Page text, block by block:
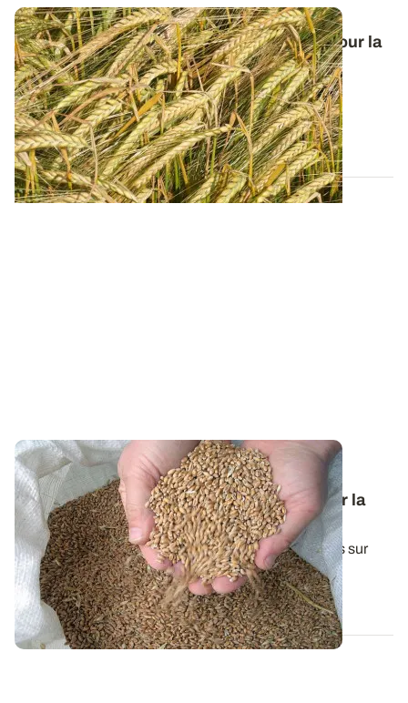
Orge de printemps : nos préconisations pour la
campagne 2026
Retrouvez tous les résultats d’essais de la dernière
campagne et nos préconisations pour...
13 FÉVR. 2026
Variétés et interventions d’automne : des
références techniques pour bien démarrer la
campagne en céréales à paille
Une synthèse de l'ensemble de nos essais conduits sur
céréales d'hiver durant la dernière...
29 SEPT. 2025